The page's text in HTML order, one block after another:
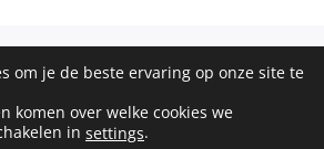
- 2026 SOS RECEPTEN. ALL RIGHTS
RESERVED
om je de beste ervaring op onze site te
komen over welke cookies we
in settings.